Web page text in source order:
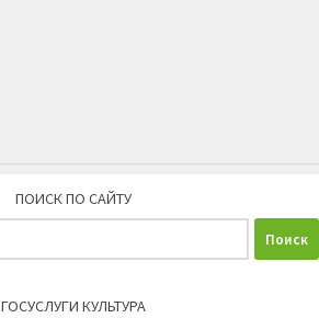
ПОИСК ПО САЙТУ
ГОСУСЛУГИ КУЛЬТУРА